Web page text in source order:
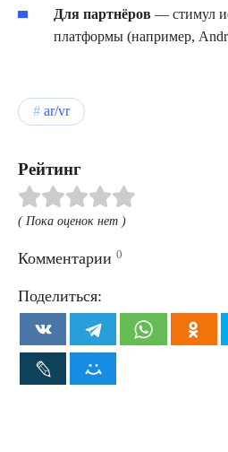
Для партнёров — стимул
платформы (например,
ar/vr
Рейтинг
( Пока оценок нет )
Комментарии 0
Поделиться: